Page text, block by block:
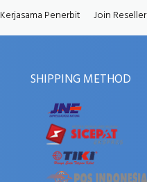
Kerjasama Penerbit Join Reseller
SHIPPING METHOD